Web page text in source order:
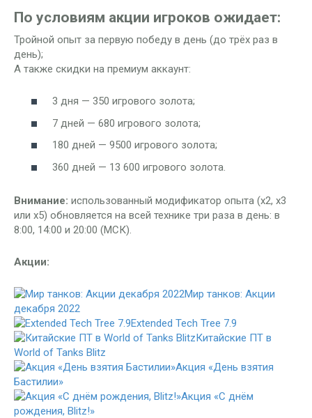
По условиям акции игроков ожидает:
Тройной опыт за первую победу в день (до трёх раз в
день);
А также скидки на премиум аккаунт:
3 дня — 350 игрового золота;
7 дней — 680 игрового золота;
180 дней — 9500 игрового золота;
360 дней — 13 600 игрового золота.
Внимание: использованный модификатор опыта (х2, х3
или х5) обновляется на всей технике три раза в день: в
8:00, 14:00 и 20:00 (МСК).
Акции:
Мир танков: Акции
декабря 2022
Extended Tech Tree 7.9
Китайские ПТ в
World of Tanks Blitz
Акция «День взятия
Бастилии»
Акция «С днём
рождения, Blitz!»